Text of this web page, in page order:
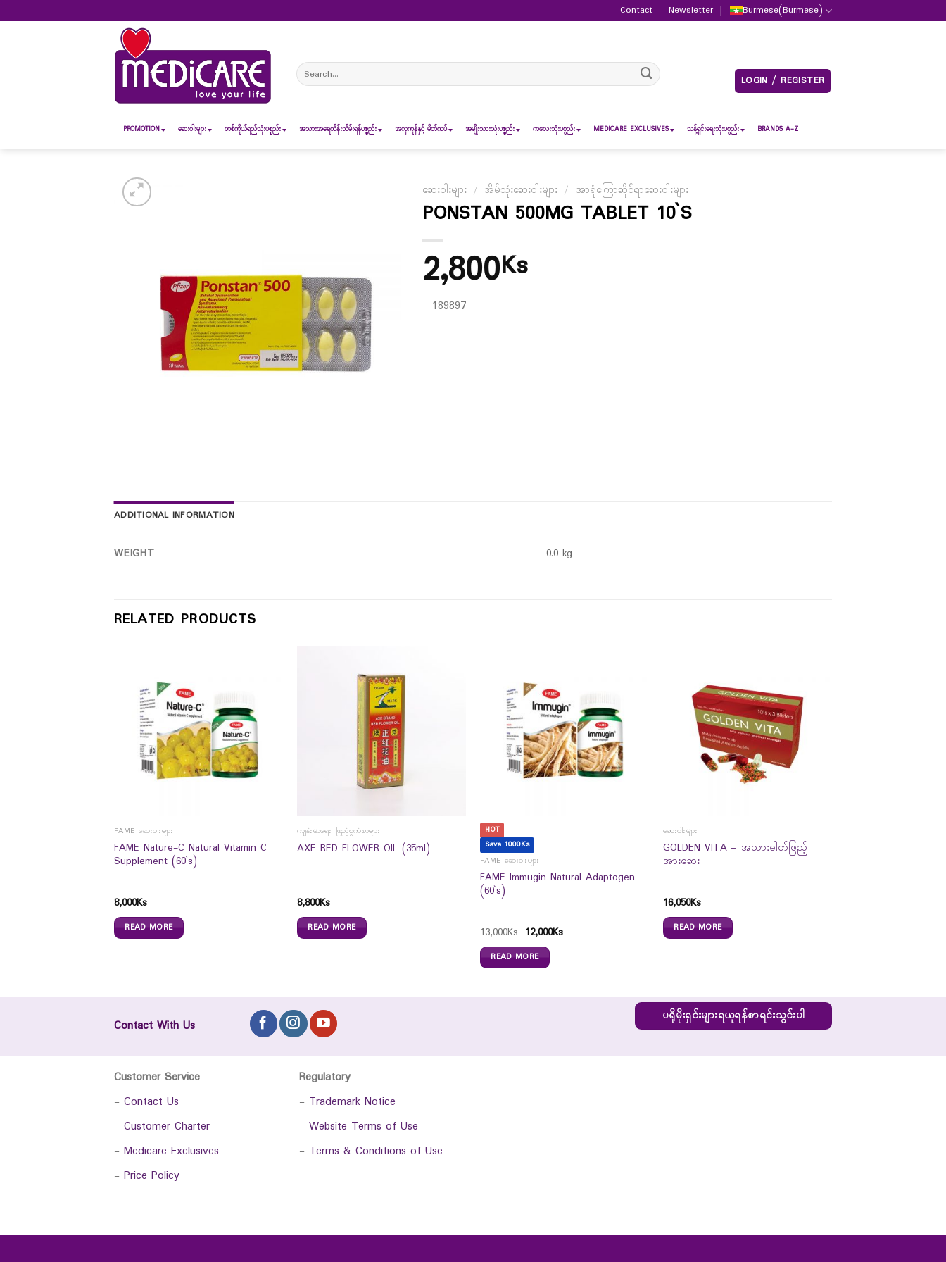
to
Contact Newsletter Burmese(Burmese)
Search
for:
LOGIN / REGISTER
PROMOTION ဆေး၀ါးများ တစ်ကိုယ်ရည်သုံးပစ္စည်း အသားအရေထိန်းသိမ်းရန်ပစ္စည်း အလှကုန်နှင့် မိတ်ကပ် အမျိုးသားသုံးပစ္စည်း ကလေးသုံးပစ္စည်း MEDICARE EXCLUSIVES သန့်ရှင်းရေးသုံးပစ္စည်း BRANDS A-Z
ဆေးဝါးများ / အိမ်သုံးဆေးဝါးများ / အာရုံကြောဆိုင်ရာဆေးဝါးများ
PONSTAN 500MG TABLET 10`S
2,800Ks
– 189897
ADDITIONAL INFORMATION
WEIGHT 0.0 kg
RELATED PRODUCTS
FAME ဆေးဝါးများ
FAME Nature-C Natural Vitamin C
Supplement (60`s)
8,000Ks
READ MORE
ကျန်းမာရေး ဖြည့်စွက်စာများ
AXE RED FLOWER OIL (35ml)
8,800Ks
READ MORE
HOT
Save 1000Ks
FAME ဆေးဝါးများ
FAME Immugin Natural Adaptogen
(60`s)
13,000Ks 12,000Ks
READ MORE
ဆေးဝါးများ
GOLDEN VITA – အသားဓါတ်ဖြည့်
အားဆေး
16,050Ks
READ MORE
Contact With Us
ပရိုမိုးရှင်းများရယူရန်စာရင်းသွင်းပါ
Customer Service
- Contact Us
- Customer Charter
- Medicare Exclusives
- Price Policy
Regulatory
- Trademark Notice
- Website Terms of Use
- Terms & Conditions of Use